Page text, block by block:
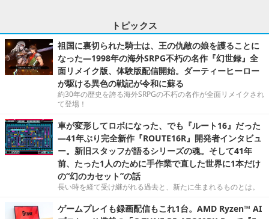
トピックス
祖国に裏切られた騎士は、王の仇敵の娘を護ることに
なった―1998年の海外SRPG不朽の名作『幻世録』全
面リメイク版、体験版配信開始。ダーティーヒーロー
が駆ける異色の戦記が令和に蘇る
約30年の歴史を誇る海外SRPGの不朽の名作が全面リメイクされ
て登場！
車が変形してロボになった、でも『ルート16』だった
―41年ぶり完全新作『ROUTE16R』開発者インタビュ
ー。新旧スタッフが語るシリーズの魂。そして41年
前、たった1人のために手作業で直した世界に1本だけ
の“幻のカセット”の話
長い時を経て受け継がれる過去と、新たに生まれるものとは。
ゲームプレイも録画配信もこれ1台。AMD Ryzen™ AI